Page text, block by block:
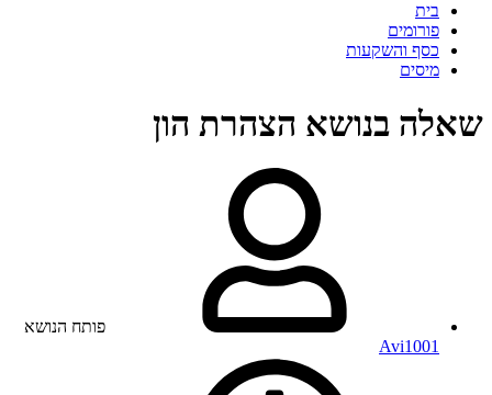
בית
פורומים
כסף והשקעות
מיסים
שאלה בנושא הצהרת הון
פותח הנושא
Avi1001